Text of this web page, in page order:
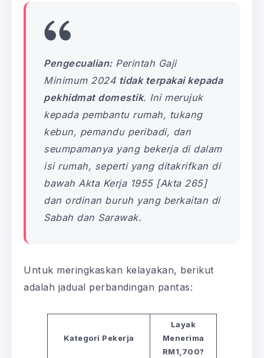
Pengecualian:Perintah Gaji
Minimum 2024 tidak terpakai kepada
pekhidmat domestik. Ini merujuk
kepada pembantu rumah, tukang
kebun, pemandu peribadi, dan
seumpamanya yang bekerja di dalam
isi rumah, seperti yang ditakrifkan di
bawah Akta Kerja 1955 [Akta 265]
dan ordinan buruh yang berkaitan di
Sabah dan Sarawak.
Untuk meringkaskan kelayakan, berikut
adalah jadual perbandingan pantas:
Kategori Pekerja
Layak
Menerima
RM1,700?